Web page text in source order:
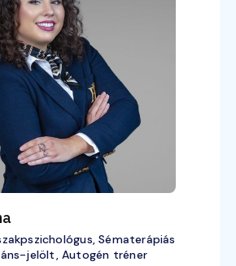
Sématerápiás
jelölt, Autogén tréner